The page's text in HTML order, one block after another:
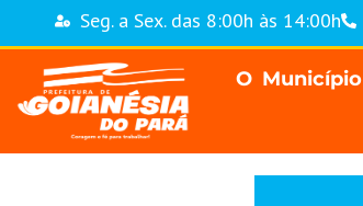
Seg. a Sex. das 8:00h às 14:00h
O Município